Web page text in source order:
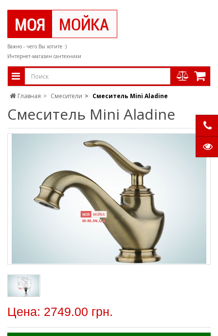
Важно - чего Вы хотите :)
Интернет-магазин сантехники
Главная Смесители Смеситель Mini Aladine
Смеситель Mini Aladine
Цена: 2749.00 грн.